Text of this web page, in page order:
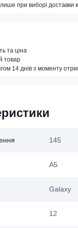
145
A5
Galaxy
12
при виборі доставки
та ціна
товар
14 днів з моменту